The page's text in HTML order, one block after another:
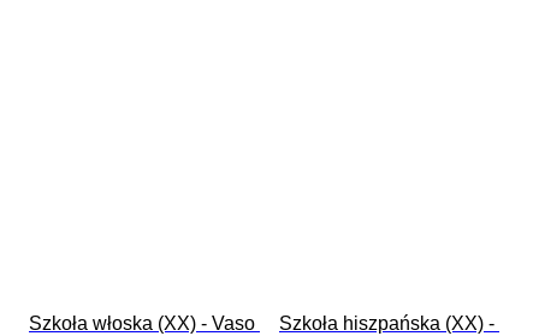
Szkoła włoska (XX) - Vaso
Szkoła hiszpańska (XX) -